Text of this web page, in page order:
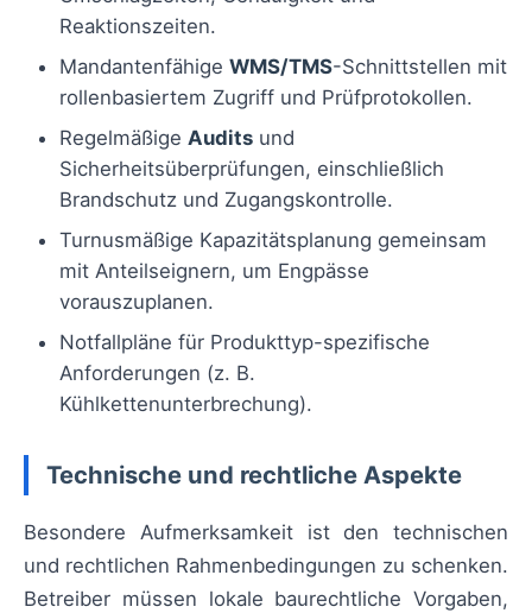
Reaktionszeiten.
Mandantenfähige WMS/TMS-Schnittstellen mit
rollenbasiertem Zugriff und Prüfprotokollen.
Regelmäßige Audits und
Sicherheitsüberprüfungen, einschließlich
Brandschutz und Zugangskontrolle.
Turnusmäßige Kapazitätsplanung gemeinsam
mit Anteilseignern, um Engpässe
vorauszuplanen.
Notfallpläne für Produkttyp-spezifische
Anforderungen (z. B.
Kühlkettenunterbrechung).
Technische und rechtliche Aspekte
Besondere Aufmerksamkeit ist den technischen
und rechtlichen Rahmenbedingungen zu schenken.
Betreiber müssen lokale baurechtliche Vorgaben,